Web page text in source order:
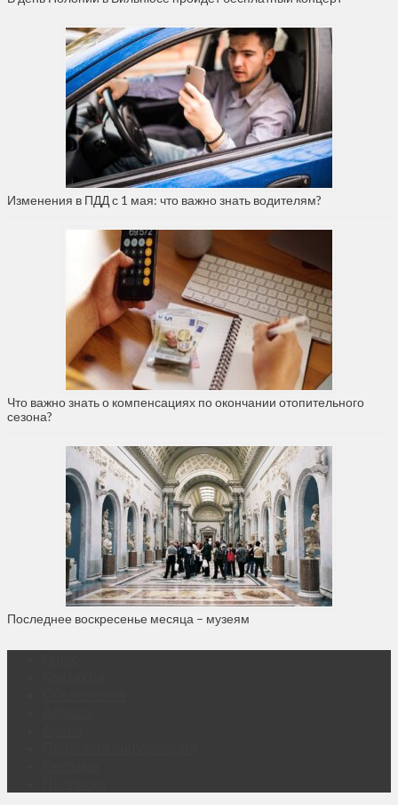
Изменения в ПДД с 1 мая: что важно знать водителям?
Что важно знать о компенсациях по окончании отопительного
сезона?
Последнее воскресенье месяца – музеям